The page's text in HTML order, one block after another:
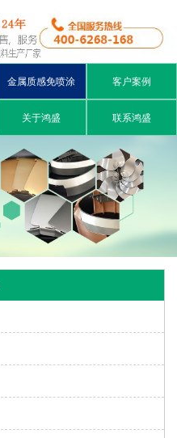
金属质感免喷涂 客户案例
关于鸿盛 联系鸿盛